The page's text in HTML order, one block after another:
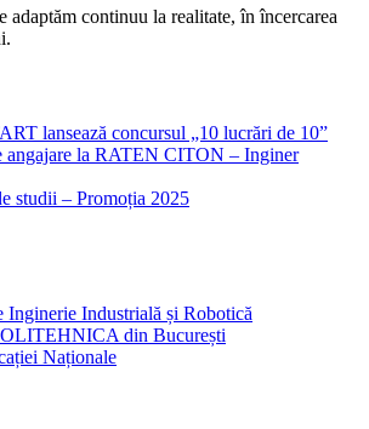
adaptăm continuu la realitate, în încercarea
lansează concursul „10 lucrări de 10”
angajare la RATEN CITON – Inginer
studii – Promoția 2025
Inginerie Industrială și Robotică
din București
Naționale